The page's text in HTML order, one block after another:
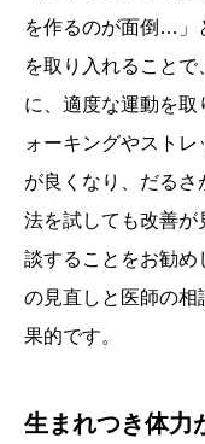
を作るのが面倒…」
を取り入れること
に、適度な運動を取
ォーキングやスト
が良くなり、だる
法を試しても改善が
談することをお勧め
の見直しと医師の相
果的です。
生まれつき体力